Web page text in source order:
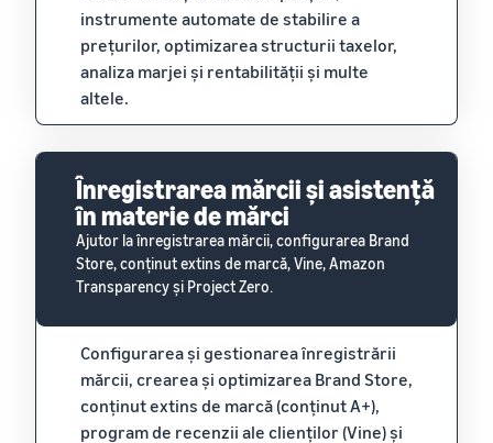
instrumente automate de stabilire a
prețurilor, optimizarea structurii taxelor,
analiza marjei și rentabilității și multe
altele.
Înregistrarea mărcii și asistență
în materie de mărci
Ajutor la înregistrarea mărcii, configurarea Brand
Store, conținut extins de marcă, Vine, Amazon
Transparency și Project Zero.
Configurarea și gestionarea înregistrării
mărcii, crearea și optimizarea Brand Store,
conținut extins de marcă (conținut A+),
program de recenzii ale clienților (Vine) și